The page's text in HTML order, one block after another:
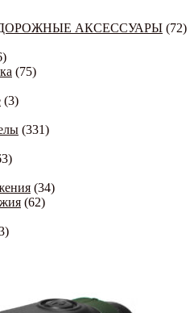
АКСЕССУАРЫ (72)
(75)
(3)
(331)
(34)
(62)